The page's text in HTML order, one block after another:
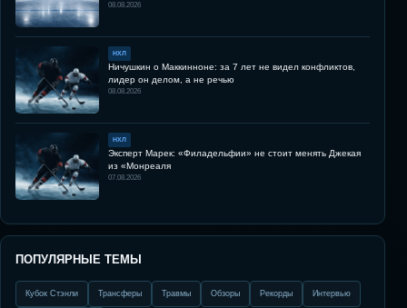
08.08.2026
НХЛ
Ничушкин о Маккинноне: за 7 лет не видел конфликтов,
лидер он делом, а не речью
08.08.2026
НХЛ
Эксперт Марек: «Филадельфии» не стоит менять Джекая
из «Монреаля
07.08.2026
ПОПУЛЯРНЫЕ ТЕМЫ
Кубок Стэнли Трансферы Травмы Обзоры Рекорды Интервью